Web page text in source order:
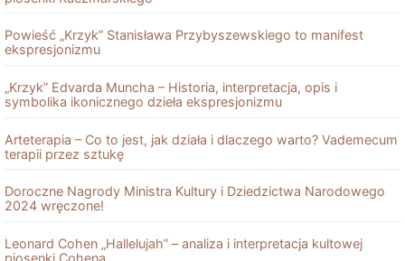
Powieść „Krzyk” Stanisława Przybyszewskiego to manifest
ekspresjonizmu
„Krzyk” Edvarda Muncha – Historia, interpretacja, opis i
symbolika ikonicznego dzieła ekspresjonizmu
Arteterapia – Co to jest, jak działa i dlaczego warto? Vademecum
terapii przez sztukę
Doroczne Nagrody Ministra Kultury i Dziedzictwa Narodowego
2024 wręczone!
Leonard Cohen „Hallelujah” – analiza i interpretacja kultowej
piosenki Cohena